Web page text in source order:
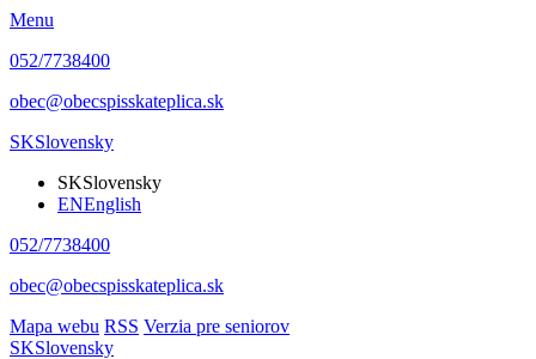
Menu
052/7738400
obec@obecspisskateplica.sk
SKSlovensky
SKSlovensky
ENEnglish
052/7738400
obec@obecspisskateplica.sk
Mapa webu RSS Verzia pre seniorov
SKSlovensky